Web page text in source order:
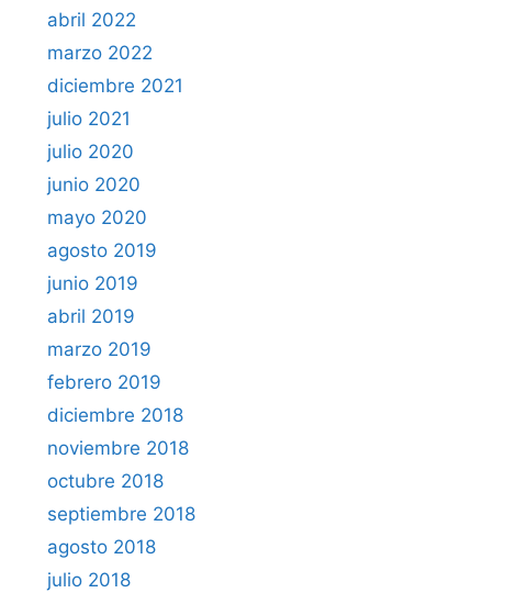
abril 2022
marzo 2022
diciembre 2021
julio 2021
julio 2020
junio 2020
mayo 2020
agosto 2019
junio 2019
abril 2019
marzo 2019
febrero 2019
diciembre 2018
noviembre 2018
octubre 2018
septiembre 2018
agosto 2018
julio 2018